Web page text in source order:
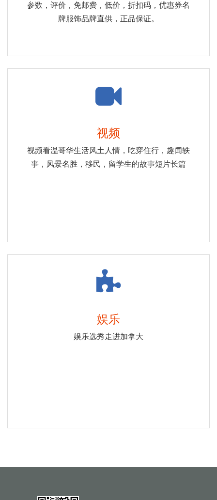
参数，评价，免邮费，低价，折扣码，优惠券名
牌服饰品牌直供，正品保证。
视频
视频看温哥华生活风土人情，吃穿住行，趣闻轶
事，风景名胜，移民，留学生的故事短片长篇
娱乐
娱乐选秀走进加拿大